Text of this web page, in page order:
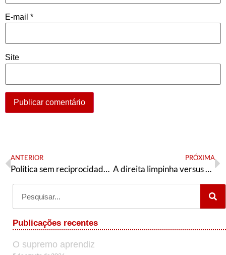
E-mail *
Site
ANTERIOR
Política sem reciprocidade, não é generosidade. É ingenuidade
PRÓXIMA
A direita limpinha versus Bolsonaro
Publicações recentes
O supremo aprendiz